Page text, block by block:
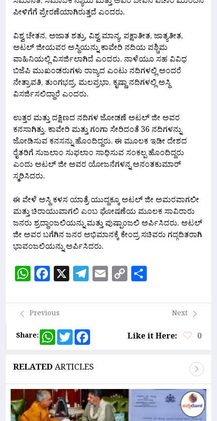
ಪೀಳಿಗೆಗೆ ಪ್ರೇರಣೆಯಾಗಿರುತ್ತದೆ ಎಂದರು.
ವಿಶ್ವ ಚೇತನ, ಅಜಾತ ಶತ್ರು, ವಿಶ್ವ ಮಾನ್ಯ, ಪಕ್ಷಾತೀತ, ಜಾತ್ಯತೀತ,
ಅಟಲ್ ಜೀಯವರ ಅಸ್ಥಿಯನ್ನು ಕಾವೇರಿ ನದಿಯ ಪಶ್ಚಿಮ
ವಾಹಿನಿಯಲ್ಲಿ ವಿಸರ್ಜಿಲಾಗಿದೆ ಎಂದರು. ನಾಳೆಯೂ ಸಹ ವಿವಿಧ
ಬಿಜೆಪಿ ಮುಖಂಡರುಗಳು ರಾಜ್ಯದ ಎಂಟು ನದಿಗಳಲ್ಲಿ ಅಂದರೆ
ನೇತ್ರಾವತಿ, ತುಂಗಭದ್ರ, ಮಲಪ್ರಭಾ, ಕೃಷ್ಣಾ ನದಿಗಳಲ್ಲಿ ಅಸ್ಥಿ
ವಿಸರ್ಜಿಸಲಿದ್ದಾರೆ ಎಂದರು.
ಉತ್ತರ ಮತ್ತು ದಕ್ಷಿಣದ ನದಿಗಳ ಜೋಡಣೆ ಅಟಲ್ ಜೀ ಅವರ
ಕನಸಾಗಿತ್ತು. ಕಾವೇರಿ ಮತ್ತು ಗಂಗಾ ಸೇರಿದಂತೆ 36 ನದಿಗಳನ್ನು
ಜೋಡಿಸುವ ಕನಸನ್ನು ಹೊಂದಿದ್ದರು. ಈ ಮೂಲಕ ಇಡೀ ದೇಶದ
ರೈತರಿಗೆ ಸುಜಲಾಂ ಸುಫಲಾಂ ಸಾಧಿಸುವ ಸಂಕಲ್ಪ ಹೊಂದಿದ್ದರು
ಎಂದು ಅಟಲ್ ಜೀ ಅವರ ಯೋಜನೆಗಳನ್ನ ಅನಂತಕುಮಾರ್
ಸ್ಮರಿಸಿದರು.
ಈ ವೇಳೆ ಅಸ್ಥಿ ಕಳಸ ಯಾತ್ರೆ ಯುದ್ದಕ್ಕೂ ಅಟಲ್ ಜೀ ಅಮರವಾಗಲೀ
ಮತ್ತು ಚಿರಾಯುವಾಗಲಿ ಎಂಬ ಘೋಷಣೆಯ ಮೂಲಕ ಸಾವಿರಾರು
ಜನರು ಶ್ರದ್ಧಾಂಜಲಿಯನ್ನು ಮತ್ತು ಪುಷ್ಪಾಂಜಲಿ ಅರ್ಪಿಸಿದರು. ಅಟಲ್
ಜೀ ಅವರ ಬಗೆಗಿನ ಜನರ ಅಭಿಮಾನಕ್ಕೆ ಕೇಂದ್ರ ಸಚಿವರು ಗದ್ಗದಿತರಾಗಿ
ಭಾವಂಜಲಿಯನ್ನು ಅರ್ಪಿಸಿದರು.
WhatsApp
Facebook
X Telegram
Email
Copy
Link
Previous
Next
Share:
WhatsApp
Twitter Like it Here: 0
RELATEDARTICLES